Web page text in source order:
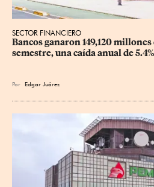
SECTOR FINANCIERO
Bancos ganaron 149,120
semestre, una caída anual de 5.4%
Por Edgar Juárez